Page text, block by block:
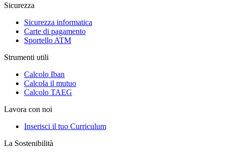
Sicurezza
Sicurezza informatica
Carte di pagamento
Sportello ATM
Strumenti utili
Calcolo Iban
Calcola il mutuo
Calcolo TAEG
Lavora con noi
Inserisci il tuo Curriculum
La Sostenibilità